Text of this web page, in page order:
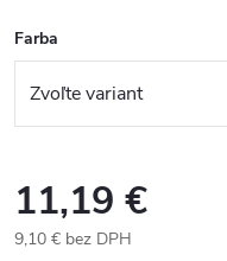
Farba
11,19 €
9,10 € bez DPH